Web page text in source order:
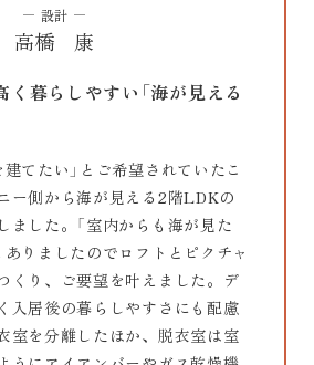
設計
高橋 康
く暮らしやすい「海が見える
建てたい」とご希望されていたこ
ー側から海が見える2階LDKの
ました。「室内からも海が見た
ありましたのでロフトとピクチャ
くり、ご要望を叶えました。デ
入居後の暮らしやすさにも配慮
室を分離したほか、脱衣室は室